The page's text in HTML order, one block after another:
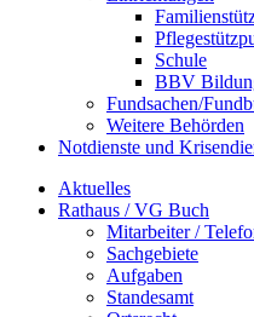
Schule
BBV
Fundsachen/
Weitere Behörden
Notdienste und
Aktuelles
Rathaus / VG Buch
Mitarbeiter /
Sachgebiete
Aufgaben
Standesamt